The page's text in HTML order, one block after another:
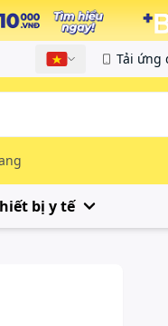
Tiếng Việt Tải ứng
bị y tế